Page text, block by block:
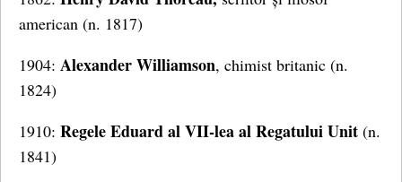
american (n. 1817)
1904: Alexander Williamson, chimist britanic (n.
1824)
1910: Regele Eduard al VII-lea al Regatului Unit (n.
1841)